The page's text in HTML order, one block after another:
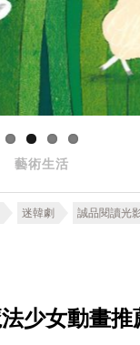
藝術生活
迷韓劇 誠品閱讀光
少女動畫